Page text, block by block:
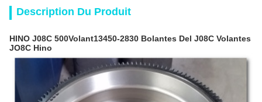
Description Du Produit
HINO J08C 500Volant13450-2830 Bolantes Del J08C Volantes
JO8C Hino